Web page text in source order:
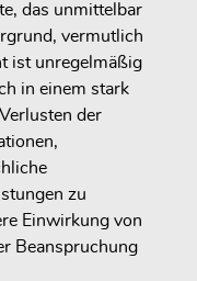
das unmittelbar
vermutlich
ist unregelmäßig
in einem stark
der
zu
Einwirkung von
Beanspruchung